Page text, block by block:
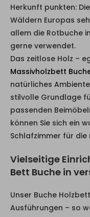
Herkunft punkten:
Wäldern Europas
allem die Rotbuche
gerne verwendet.
Das zeitlose Holz –
Massivholzbett
natürliches
stilvolle Grundlage
passenden
können Sie sich ein
Schlafzimmer für
Vielseitige
Bett Buche in
Unser Buche
Ausführungen – so